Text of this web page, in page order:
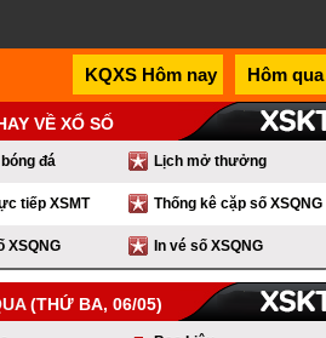
KQXS Hôm nay Hôm qua
VỀ XỔ SỐ
đá Lịch mở thưởng
tiếp XSMT Thống kê cặp số XSQNG
XSQNG In vé số XSQNG
(THỨ BA, 06/05)